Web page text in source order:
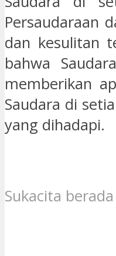
Persaudaraan
dan kesulitan
bahwa
memberikan
Saudara di
yang dihadapi.
Sukacita